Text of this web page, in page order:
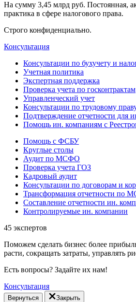
На сумму 3,45 млрд руб. Постоянная,
практика в сфере налогового права.
Строго конфиденциально.
Консультация
Консультации по бухучету и
Учетная политика
Экспертная поддержка
Проверка учета по госконтрактам
Управленческий учет
Консультации по трудовому
Подтверждение отчетности для
Помощь ин. компаниям с
Помощь с ФСБУ
Круглые столы
Аудит по МСФО
Проверка учета ГОЗ
Кадровый аудит
Консультации по договорам и
Трансформация отчетности по
Составление отчетности ин.
Контролируемые ин. компании
45 экспертов
Поможем сделать бизнес более
расти, cокращать затраты, управлять
Есть вопросы? Задайте их нам!
Консультация
Вернуться
Закрыть